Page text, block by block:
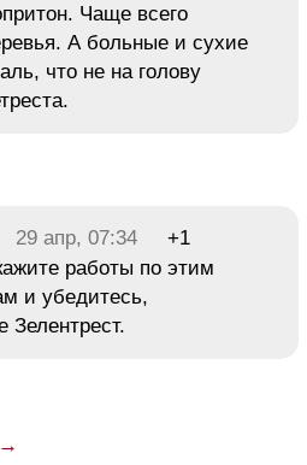
Чаще всего
А больные и сухие
что не на голову
29 апр, 07:34
+1
работы по этим
и убедитесь,
Зелентрест.